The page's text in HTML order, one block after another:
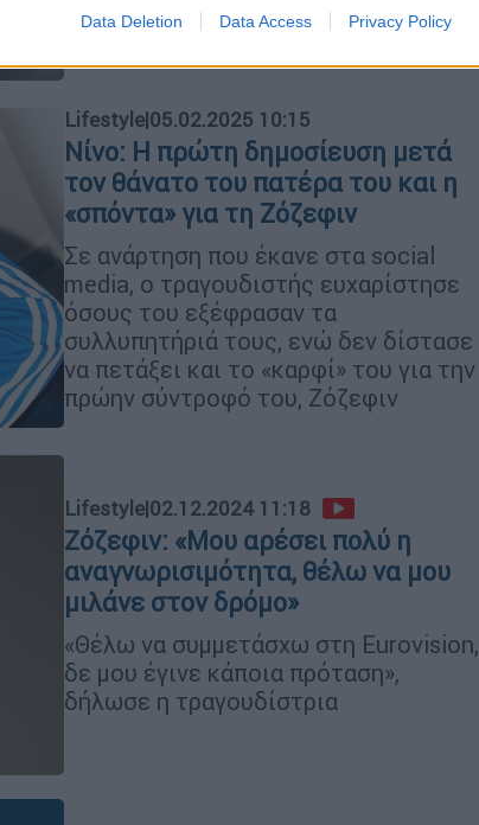
Data Deletion Data Access Privacy Policy
προσωπικά αντικείμενα της γιαγιάς
Lifestyle|05.02.2025 10:15
Νίνο: Η πρώτη δημοσίευση μετά
τον θάνατο του πατέρα του και η
«σπόντα» για τη Ζόζεφιν
Σε ανάρτηση που έκανε στα social
media, ο τραγουδιστής ευχαρίστησε
όσους του εξέφρασαν τα
συλλυπητήριά τους, ενώ δεν δίστασε
να πετάξει και το «καρφί» του για την
πρώην σύντροφό του, Ζόζεφιν
Lifestyle|02.12.2024 11:18
Ζόζεφιν: «Μου αρέσει πολύ η
αναγνωρισιμότητα, θέλω να μου
μιλάνε στον δρόμο»
«Θέλω να συμμετάσχω στη Eurovision,
δε μου έγινε κάποια πρόταση»,
δήλωσε η τραγουδίστρια